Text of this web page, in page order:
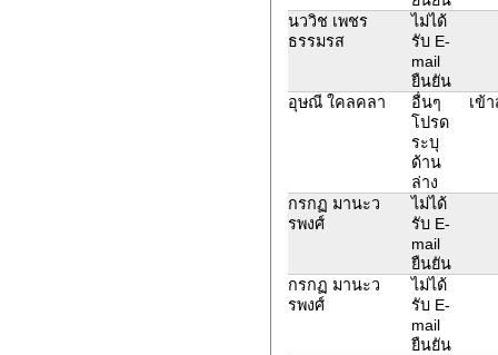
นววิช เพชร
ธรรมรส
ไม่ได้
รับ E-
mail
ยืนยัน
อุษณี ใคลคลา
อื่นๆ
โปรด
ระบุ
ด้าน
ล่าง
เข้
กรกฏ มานะว
รพงศ์
ไม่ได้
รับ E-
mail
ยืนยัน
กรกฏ มานะว
รพงศ์
ไม่ได้
รับ E-
mail
ยืนยัน